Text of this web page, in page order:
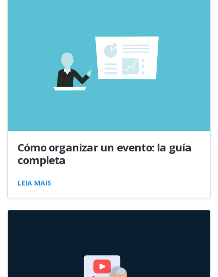
Cómo organizar un evento: la guía
completa
LEIA MAIS